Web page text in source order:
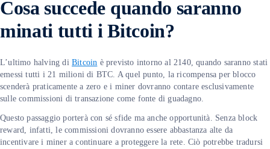
Cosa succede quando saranno
minati tutti i Bitcoin?
L’ultimo halving di Bitcoin è previsto intorno al 2140, quando saranno stati
emessi tutti i 21 milioni di BTC. A quel punto, la ricompensa per blocco
scenderà praticamente a zero e i miner dovranno contare esclusivamente
sulle commissioni di transazione come fonte di guadagno.
Questo passaggio porterà con sé sfide ma anche opportunità. Senza block
reward, infatti, le commissioni dovranno essere abbastanza alte da
incentivare i miner a continuare a proteggere la rete. Ciò potrebbe tradursi